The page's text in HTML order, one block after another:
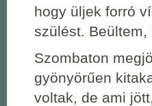
hogy üljek forró
szülést.
Szombaton
gyönyörűen
voltak, de ami